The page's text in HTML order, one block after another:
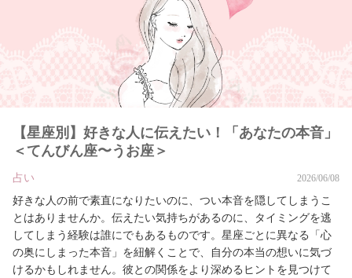
【星座別】好きな人に伝えたい！「あなたの本音」
＜てんびん座〜うお座＞
占い 2026/06/08
好きな人の前で素直になりたいのに、つい本音を隠してしまうこ
とはありませんか。伝えたい気持ちがあるのに、タイミングを逃
してしまう経験は誰にでもあるものです。星座ごとに異なる「心
の奥にしまった本音」を紐解くことで、自分の本当の想いに気づ
けるかもしれません。彼との関係をより深めるヒントを見つけて